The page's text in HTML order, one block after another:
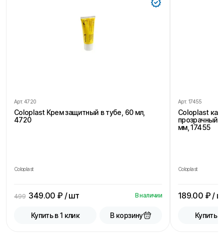
Арт. 4720
Coloplast Крем защитный в тубе, 60 мл,
4720
Coloplast
499 349.00 ₽ / шт В наличии
Купить в 1 клик В корзину
Арт. 17455
Coloplast
прозрачный,
мм, 17455
Coloplast
189.00 ₽ /
Купить в